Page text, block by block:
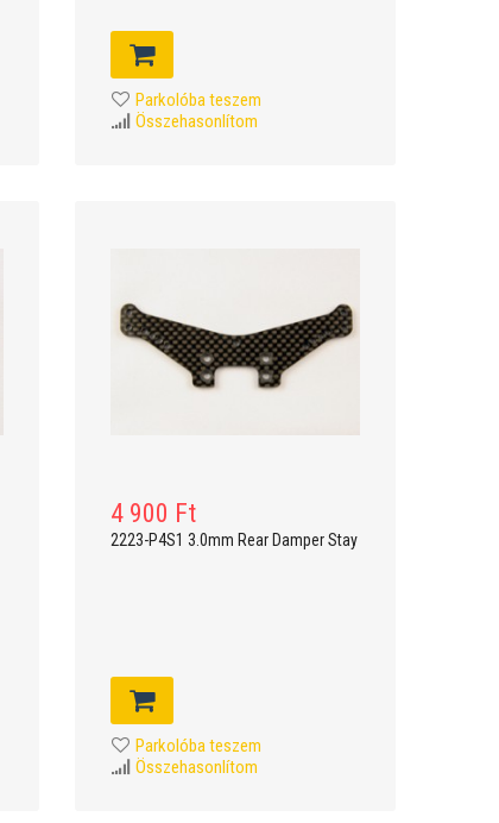
Parkolóba teszem
Összehasonlítom
4 900 Ft
2223-P4S1 3.0mm Rear Damper Stay
Parkolóba teszem
Összehasonlítom